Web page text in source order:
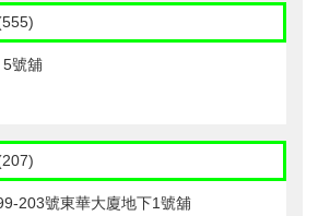
5號舖
203號東華大廈地下1號舖